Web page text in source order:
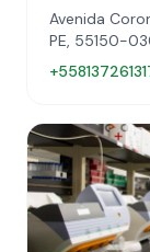
Avenida
PE, 55150-